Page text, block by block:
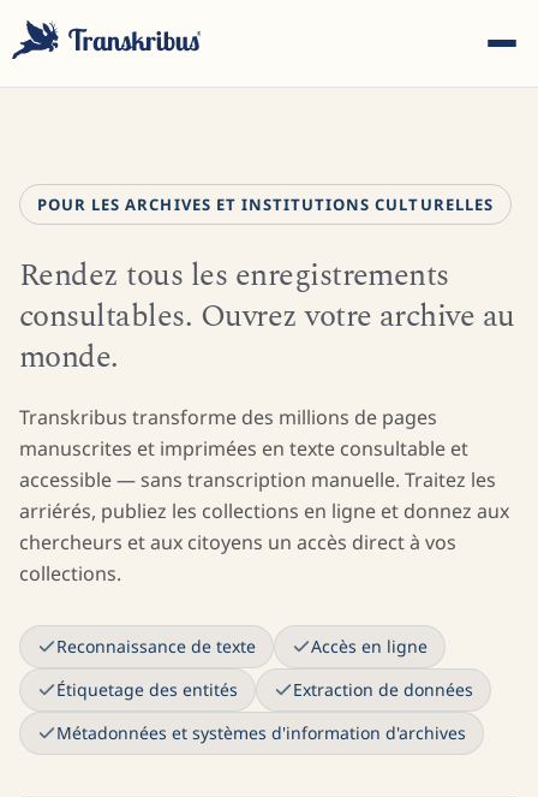
Commencez à taper pour rechercher parmi les modèles,
POUR LES ARCHIVES ET INSTITUTIONS CULTURELLES
Rendez tous les enregistrements
consultables. Ouvrez votre archive au
monde.
Transkribus transforme des millions de pages
manuscrites et imprimées en texte consultable et
accessible — sans transcription manuelle. Traitez les
arriérés, publiez les collections en ligne et donnez aux
chercheurs et aux citoyens un accès direct à vos
collections.
Reconnaissance de texte
Accès en ligne
Étiquetage des entités
Extraction de données
Métadonnées et systèmes d'information d'archives